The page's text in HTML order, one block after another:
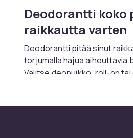
Deodorantti koko
raikkautta varten
Deodorantti pitää sinut
torjumalla hajua aiheuttavia
Valitse deopuikko, roll-on
nopealla toimituksella.